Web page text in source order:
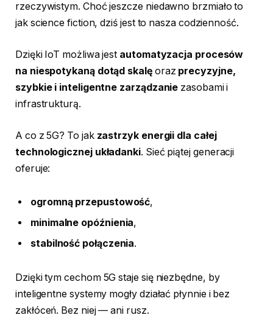
rzeczywistym. Choć jeszcze niedawno brzmiało to
jak science fiction, dziś jest to nasza codzienność.
Dzięki IoT możliwa jest automatyzacja procesów
na niespotykaną dotąd skalęoraz precyzyjne,
szybkie i inteligentne zarządzanie zasobami i
infrastrukturą.
A co z 5G? To jak zastrzyk energii dla całej
technologicznej układanki. Sieć piątej generacji
oferuje:
ogromną przepustowość,
minimalne opóźnienia,
stabilność połączenia.
Dzięki tym cechom 5G staje się niezbędne, by
inteligentne systemy mogły działać płynnie i bez
zakłóceń. Bez niej — ani rusz.